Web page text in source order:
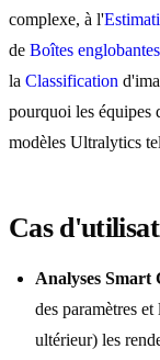
complexe, à l'
de Boîtes
la Classification
pourquoi les équipes
modèles Ultralytics
Cas
Analyses Smart
des paramètres
ultérieur) les